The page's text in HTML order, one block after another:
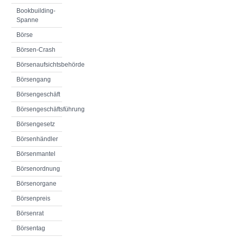
Bookbuilding-
Spanne
Börse
Börsen-Crash
Börsenaufsichtsbehörde
Börsengang
Börsengeschäft
Börsengeschäftsführung
Börsengesetz
Börsenhändler
Börsenmantel
Börsenordnung
Börsenorgane
Börsenpreis
Börsenrat
Börsentag